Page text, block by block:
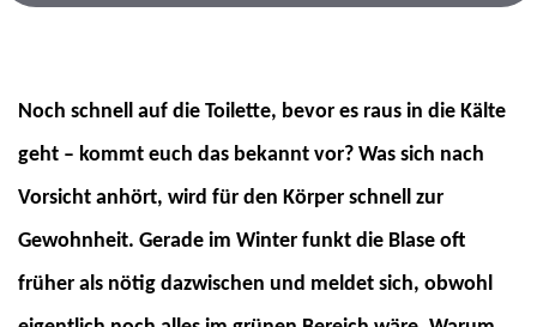
Noch schnell auf die Toilette, bevor es raus in die Kälte
geht – kommt euch das bekannt vor? Was sich nach
Vorsicht anhört, wird für den Körper schnell zur
Gewohnheit. Gerade im Winter funkt die Blase oft
früher als nötig dazwischen und meldet sich, obwohl